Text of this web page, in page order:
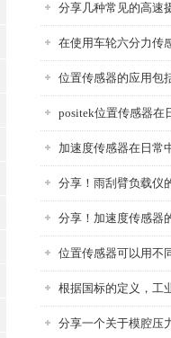
分享几种常见的高速
在使用车轮六分力传
位置传感器的应用包
positek位置传感器在
加速度传感器在日常
分享！雨刮臂负载仪
分享！加速度传感器
位置传感器可以用不
根据国标的定义，工
分享一个关于模腔压